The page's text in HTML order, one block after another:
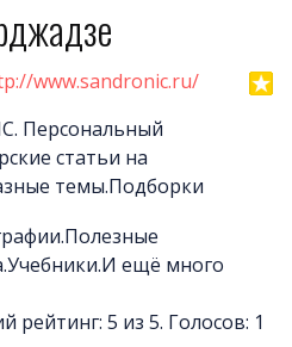
www.sandronic.ru/
Персональный
статьи на
темы.Подборки
ещё много
рейтинг: 5 из 5. Голосов: 1